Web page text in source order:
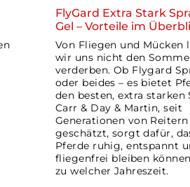
FlyGard Extra Stark
Gel – Vorteile im
Von Fliegen und Mücken
wir uns nicht den
verderben. Ob Flygard
oder beides – es bietet
den besten, extra starken
Carr & Day & Martin, seit
Generationen von Reitern
geschätzt, sorgt dafür,
Pferde ruhig, entspannt
fliegenfrei bleiben
zu welcher Jahreszeit.